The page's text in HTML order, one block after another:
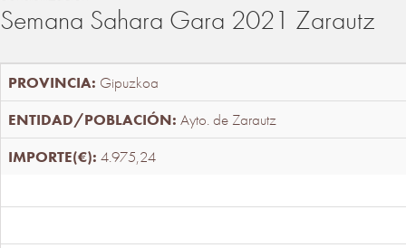
Semana Sahara Gara 2021 Zarautz
Gipuzkoa
Ayto. de Zarautz
4.975,24